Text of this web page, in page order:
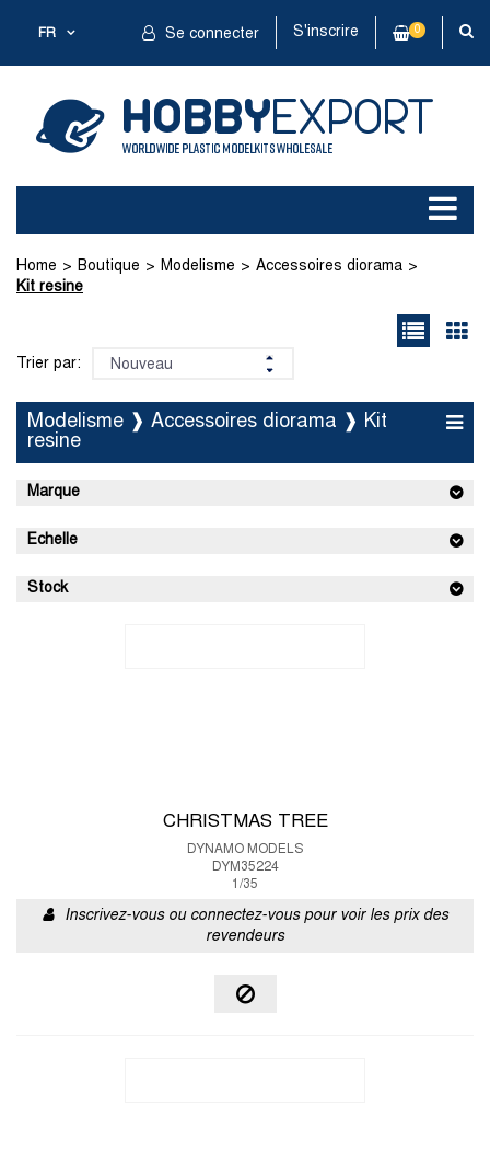
FR Se connecter S'inscrire 0
Home Boutique Modelisme
Accessoires diorama
Kit resine
Trier par:
Modelisme ❱ Accessoires diorama ❱ Kit
resine
Marque
Echelle
Stock
CHRISTMAS TREE
DYNAMO MODELS
DYM35224
1/35
Inscrivez-vous ou connectez-vous pour voir les prix des
revendeurs